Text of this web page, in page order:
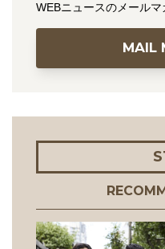
WEBニュースのメール
MAIL